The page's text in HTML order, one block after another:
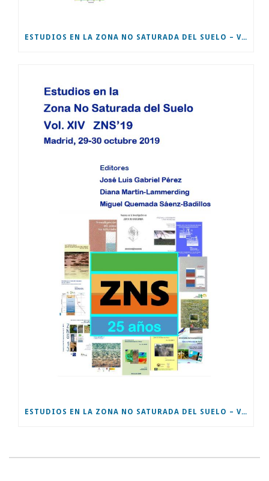
ESTUDIOS EN LA ZONA NO SATURADA DEL SUELO – VOL XV – ZNS’21
ESTUDIOS EN LA ZONA NO SATURADA DEL SUELO – VOL XIV – ZNS’19